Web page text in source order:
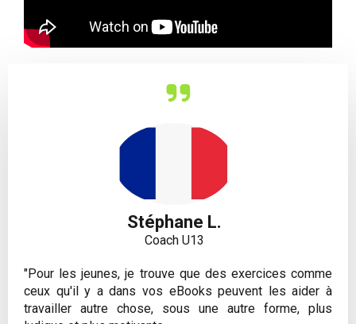
Stéphane L.
Coach U13
"Pour les jeunes, je trouve que des exercices comme
ceux qu'il y a dans vos eBooks peuvent les aider à
travailler autre chose, sous une autre forme, plus